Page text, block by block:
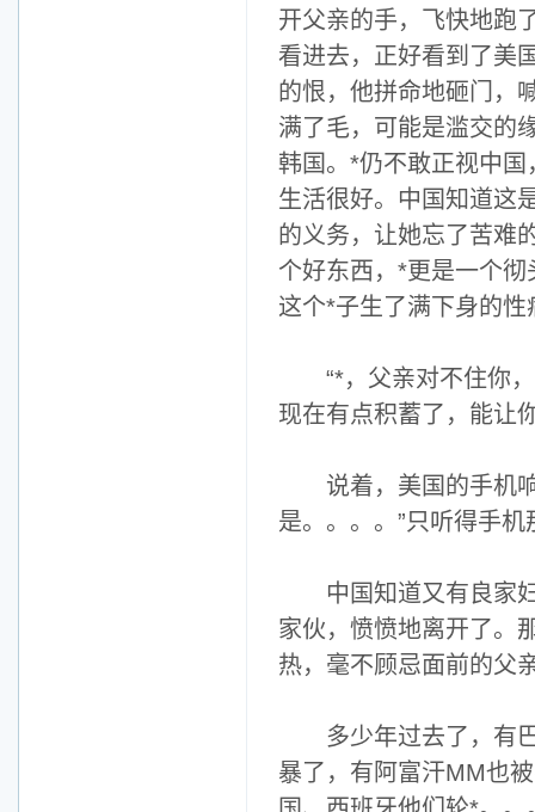
开父亲的手，飞快地跑
看进去，正好看到了美
的恨，他拼命地砸门，
满了毛，可能是滥交的
韩国。*仍不敢正视中
生活很好。中国知道这
的义务，让她忘了苦难
个好东西，*更是一个
这个*子生了满下身的
“*，父亲对不住你，
现在有点积蓄了，能让
说着，美国的手机响
是。。。。”只听得手
中国知道又有良家妇
家伙，愤愤地离开了。
热，毫不顾忌面前的父
多少年过去了，有巴
暴了，有阿富汗MM也